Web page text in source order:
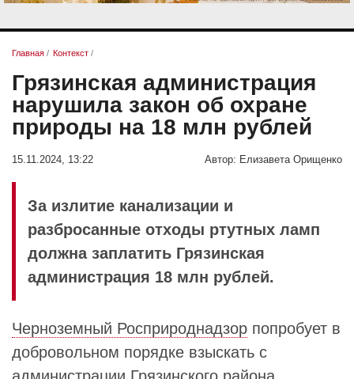
Главная / Контекст /
Грязинская администрация
нарушила закон об охране
природы на 18 млн рублей
15.11.2024, 13:22 Автор: Елизавета Орищенко
За излитие канализации и
разбросанные отходы ртутных ламп
должна заплатить Грязинская
администрация 18 млн рублей.
Черноземный Росприроднадзор попробует в
добровольном порядке взыскать с